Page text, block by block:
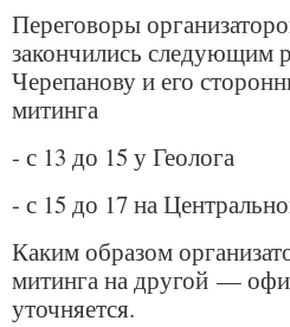
Переговоры
закончились следующим
Черепанову и его
митинга
- с 13 до 15 у Геолога
- с 15 до 17 на
Каким образом
митинга на другой —
уточняется.